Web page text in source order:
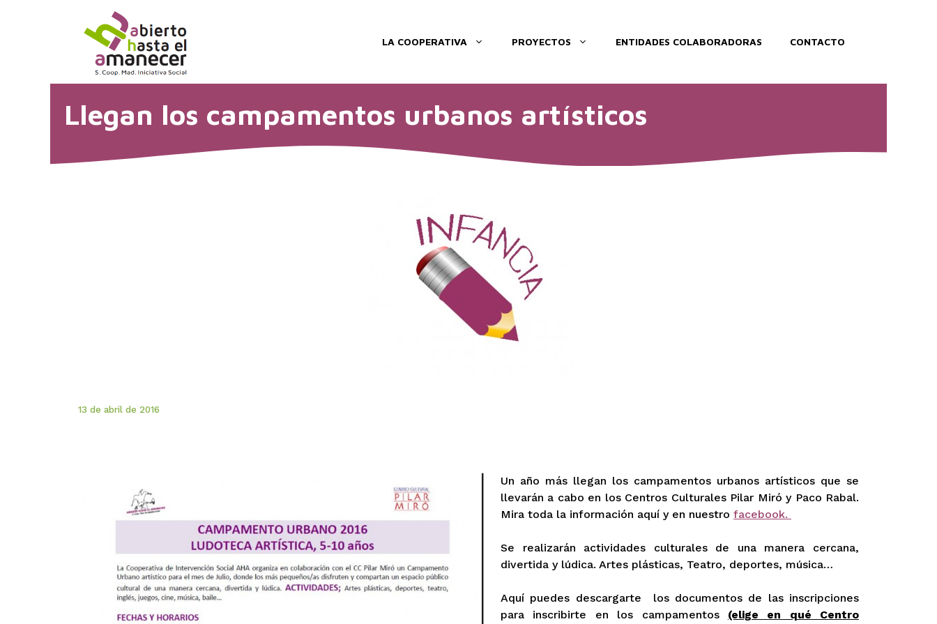
LA COOPERATIVA PROYECTOS ENTIDADES COLABORADORAS CONTACTO
Llegan los campamentos urbanos artísticos
13 de abril de 2016
Un año más llegan los campamentos urbanos artísticos que se
llevarán a cabo en los Centros Culturales Pilar Miró y Paco Rabal.
Mira toda la información aquí y en nuestro facebook.
Se realizarán actividades culturales de una manera cercana,
divertida y lúdica. Artes plásticas, Teatro, deportes, música…
Aquí puedes descargarte los documentos de las inscripciones
para inscribirte en los campamentos (elige en qué Centro